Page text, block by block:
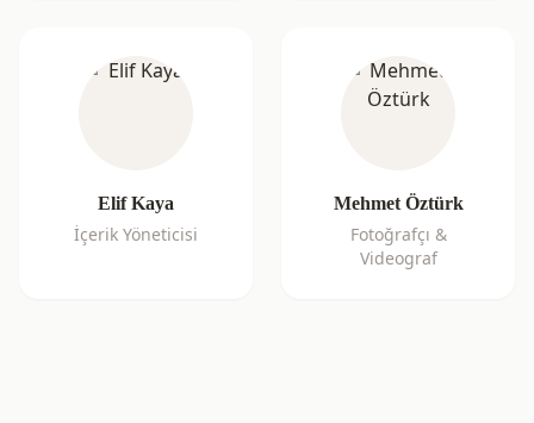
Elif Kaya
İçerik Yöneticisi
Mehmet Öztürk
Fotoğrafçı &
Videograf